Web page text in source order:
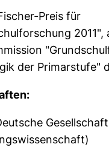
Preis für
2011",
der Primarstufe"